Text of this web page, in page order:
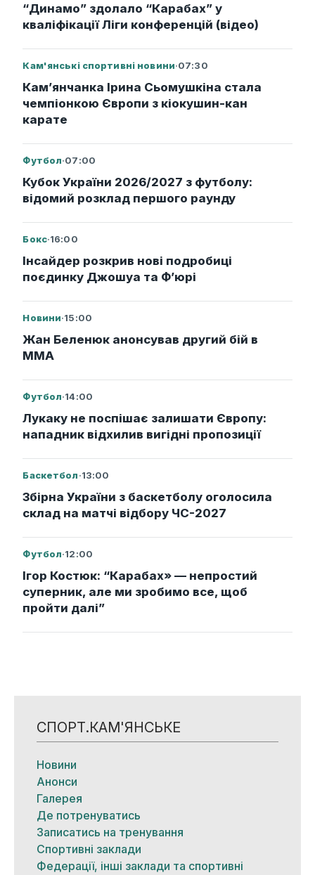
“Динамо” здолало “Карабах” у
кваліфікації Ліги конференцій (відео)
Кам'янські спортивні новини·07:30
Кам’янчанка Ірина Сьомушкіна стала
чемпіонкою Європи з кіокушин-кан
карате
Футбол·07:00
Кубок України 2026/2027 з футболу:
відомий розклад першого раунду
Бокс·16:00
Інсайдер розкрив нові подробиці
поєдинку Джошуа та Ф’юрі
Новини·15:00
Жан Беленюк анонсував другий бій в
ММА
Футбол·14:00
Лукаку не поспішає залишати Європу:
нападник відхилив вигідні пропозиції
Баскетбол·13:00
Збірна України з баскетболу оголосила
склад на матчі відбору ЧС-2027
Футбол·12:00
Ігор Костюк: “Карабах» — непростий
суперник, але ми зробимо все, щоб
пройти далі”
СПОРТ.КАМ'ЯНСЬКЕ
Новини
Анонси
Галерея
Де потренуватись
Записатись на тренування
Спортивні заклади
Федерації, інші заклади та спортивні